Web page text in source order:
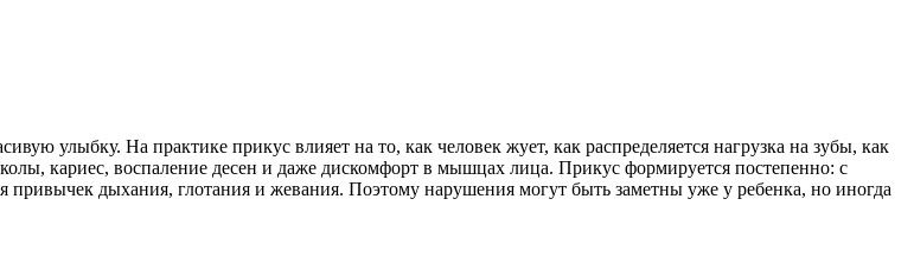
улыбку. На практике прикус влияет на то, как человек жует, как распределяется нагрузка на зубы, как
кариес, воспаление десен и даже дискомфорт в мышцах лица. Прикус формируется постепенно: с
привычек дыхания, глотания и жевания. Поэтому нарушения могут быть заметны уже у ребенка, но иногда